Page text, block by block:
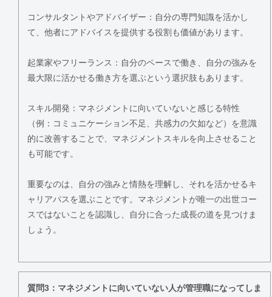
コンサルタントやアドバイザー：自分の専門知識を活かし
て、他者にアドバイスを提供する役割も価値があります。
起業家やフリーランス：自分のペースで働き、自分の強みを
最大限に活かせる働き方を選ぶという選択肢もあります。
スキル開発：マネジメントに向いていないと感じる特性
（例：コミュニケーション不足、共感力の欠如など）を意識
的に改善することで、マネジメントスキルを向上させること
も可能です。
重要なのは、自分の強みと情熱を理解し、それを活かせるキ
ャリアパスを選ぶことです。マネジメントが唯一の出世コー
スではないことを認識し、自分に合った成長の道を見つけま
しょう。
質問3：マネジメントに向いていない人が管理職になってしま